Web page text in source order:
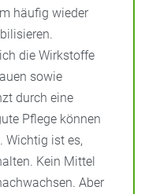
häufig wieder
die Wirkstoffe
sowie
durch eine
Pflege können
Wichtig ist es,
Kein Mittel
Aber